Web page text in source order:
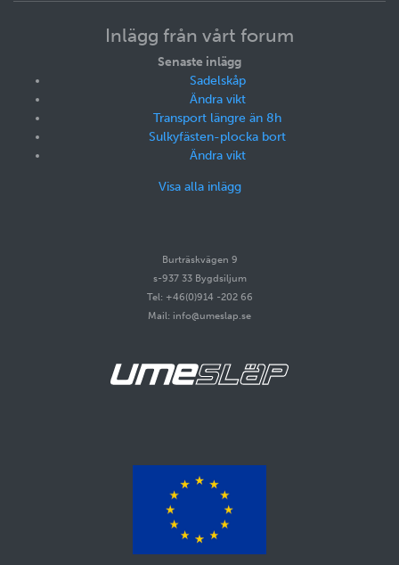
Inlägg från vårt forum
Senaste inlägg
Sadelskåp
Ändra vikt
Transport längre än 8h
Sulkyfästen-plocka bort
Ändra vikt
Visa alla inlägg
Burträskvägen 9
s-937 33 Bygdsiljum
Tel: +46(0)914 -202 66
Mail: info@umeslap.se